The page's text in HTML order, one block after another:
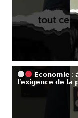
𝗘𝗰𝗼𝗻𝗼𝗺𝗶𝗲 :
𝗹’𝗲𝘅𝗶𝗴𝗲𝗻𝗰𝗲 𝗱𝗲